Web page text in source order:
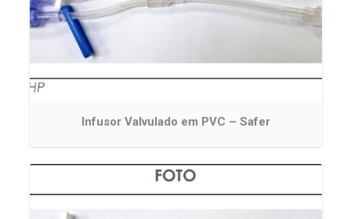
Infusor Valvulado em PVC – Safer